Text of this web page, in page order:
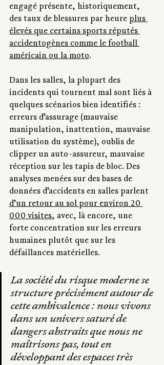
engagé présente, historiquement,
des taux de blessures par heure plus
élevés que certains sports réputés
accidentogènes comme le football
américain ou la moto.
Dans les salles, la plupart des
incidents qui tournent mal sont liés à
quelques scénarios bien identifiés :
erreurs d’assurage (mauvaise
manipulation, inattention, mauvaise
utilisation du système), oublis de
clipper un auto-assureur, mauvaise
réception sur les tapis de bloc. Des
analyses menées sur des bases de
données d’accidents en salles parlent
d’un retour au sol pour environ 20
000 visites, avec, là encore, une
forte concentration sur les erreurs
humaines plutôt que sur les
défaillances matérielles.
La société du risque moderne se
structure précisément autour de
cette ambivalence : nous vivons
dans un univers saturé de
dangers abstraits que nous ne
maîtrisons pas, tout en
développant des espaces très